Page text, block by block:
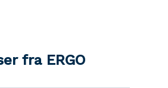
fra ERGO